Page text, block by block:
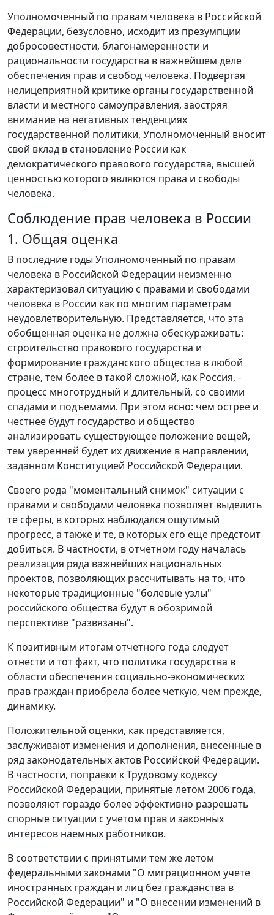
Уполномоченный по правам человека в Российской
Федерации, безусловно, исходит из презумпции
добросовестности, благонамеренности и
рациональности государства в важнейшем деле
обеспечения прав и свобод человека. Подвергая
нелицеприятной критике органы государственной
власти и местного самоуправления, заостряя
внимание на негативных тенденциях
государственной политики, Уполномоченный вносит
свой вклад в становление России как
демократического правового государства, высшей
ценностью которого являются права и свободы
человека.
Соблюдение прав человека в России
1. Общая оценка
В последние годы Уполномоченный по правам
человека в Российской Федерации неизменно
характеризовал ситуацию с правами и свободами
человека в России как по многим параметрам
неудовлетворительную. Представляется, что эта
обобщенная оценка не должна обескураживать:
строительство правового государства и
формирование гражданского общества в любой
стране, тем более в такой сложной, как Россия, -
процесс многотрудный и длительный, со своими
спадами и подъемами. При этом ясно: чем острее и
честнее будут государство и общество
анализировать существующее положение вещей,
тем уверенней будет их движение в направлении,
заданном Конституцией Российской Федерации.
Своего рода "моментальный снимок" ситуации с
правами и свободами человека позволяет выделить
те сферы, в которых наблюдался ощутимый
прогресс, а также и те, в которых его еще предстоит
добиться. В частности, в отчетном году началась
реализация ряда важнейших национальных
проектов, позволяющих рассчитывать на то, что
некоторые традиционные "болевые узлы"
российского общества будут в обозримой
перспективе "развязаны".
К позитивным итогам отчетного года следует
отнести и тот факт, что политика государства в
области обеспечения социально-экономических
прав граждан приобрела более четкую, чем прежде,
динамику.
Положительной оценки, как представляется,
заслуживают изменения и дополнения, внесенные в
ряд законодательных актов Российской Федерации.
В частности, поправки к Трудовому кодексу
Российской Федерации, принятые летом 2006 года,
позволяют гораздо более эффективно разрешать
спорные ситуации с учетом прав и законных
интересов наемных работников.
В соответствии с принятыми тем же летом
федеральными законами "О миграционном учете
иностранных граждан и лиц без гражданства в
Российской Федерации" и "О внесении изменений в